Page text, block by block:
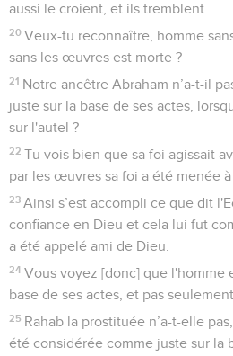
aussi le croient, et ils tremblent.
20 Veux-tu reconnaître, homme
sans les œuvres est morte ?
21 Notre ancêtre Abraham n’a-t-il
juste sur la base de ses actes,
sur l'autel ?
22 Tu vois bien que sa foi agissait
par les œuvres sa foi a été menée à
23 Ainsi s’est accompli ce que dit
confiance en Dieu et cela lui fut
a été appelé ami de Dieu.
24 Vous voyez [donc] que l'homme
base de ses actes, et pas
25 Rahab la prostituée n’a-t-elle
été considérée comme juste sur la